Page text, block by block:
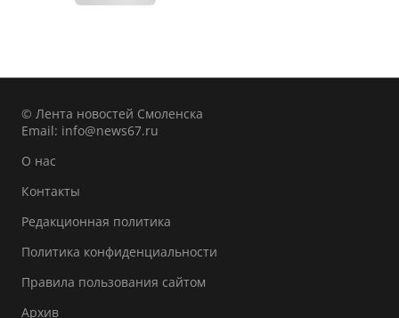
© Лента новостей Смоленска
Email: info@news67.ru
О нас
Контакты
Редакционная политика
Политика конфиденциальности
Правила пользования сайтом
Архив